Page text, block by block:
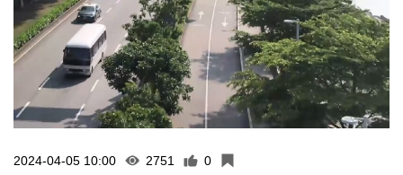
2024-04-05 10:00 2751 0